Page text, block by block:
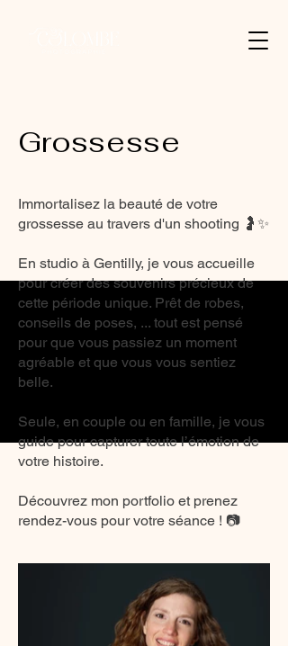
Grossesse
Immortalisez la beauté de votre
grossesse au travers d'un shooting 🤰✨
En studio à Gentilly, je vous accueille
pour créer des souvenirs précieux de
cette période unique. Prêt de robes,
conseils de poses, ... tout est pensé
pour que vous passiez un moment
agréable et que vous vous sentiez
belle.
Seule, en couple ou en famille, je vous
guide pour capturer toute l’émotion de
votre histoire.
Découvrez mon portfolio et prenez
rendez-vous pour votre séance ! 📷